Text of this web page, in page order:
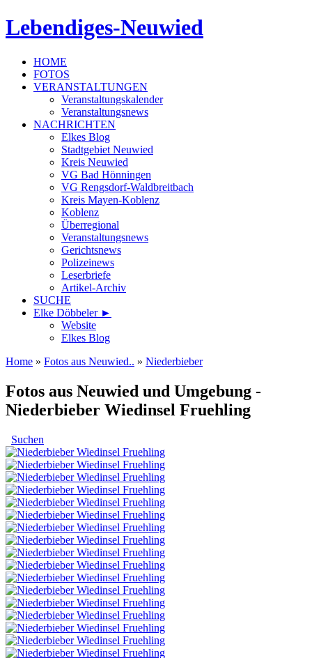
Lebendiges-Neuwied
HOME
FOTOS
VERANSTALTUNGEN
Veranstaltungskalender
Veranstaltungsnews
NACHRICHTEN
Elkes Blog
Stadtgebiet Neuwied
Kreis Neuwied
VG Bad Hönningen
VG Rengsdorf-Waldbreitbach
Kreis Mayen-Koblenz
Koblenz
Überregional
Veranstaltungsnews
Gerichtsnews
Polizeinews
Leserbriefe
Artikel-Archiv
SUCHE
Elke Döbbeler ►
Website
Elkes Blog
Home » Fotos aus Neuwied.. » Niederbieber
Fotos aus Neuwied und Umgebung -
Niederbieber Wiedinsel Fruehling
Suchen